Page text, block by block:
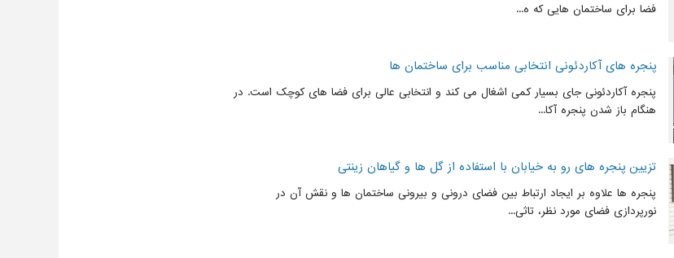
فضا برای ساختمان هایی که ه...
پنجره های آکاردئونی انتخابی مناسب برای ساختمان ها
پنجره آکاردئونی جای بسیار کمی اشغال می کند و انتخابی عالی برای فضا های کوچک است. در
هنگام باز شدن پنجره آکا...
تزیین پنجره های رو به خیابان با استفاده از گل ها و گیاهان زینتی
پنجره ها علاوه بر ایجاد ارتباط بین فضای درونی و بیرونی ساختمان ها و نقش آن در
نورپردازی فضای مورد نظر، تاثی...